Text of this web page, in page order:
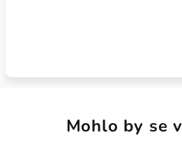
Mohlo by se